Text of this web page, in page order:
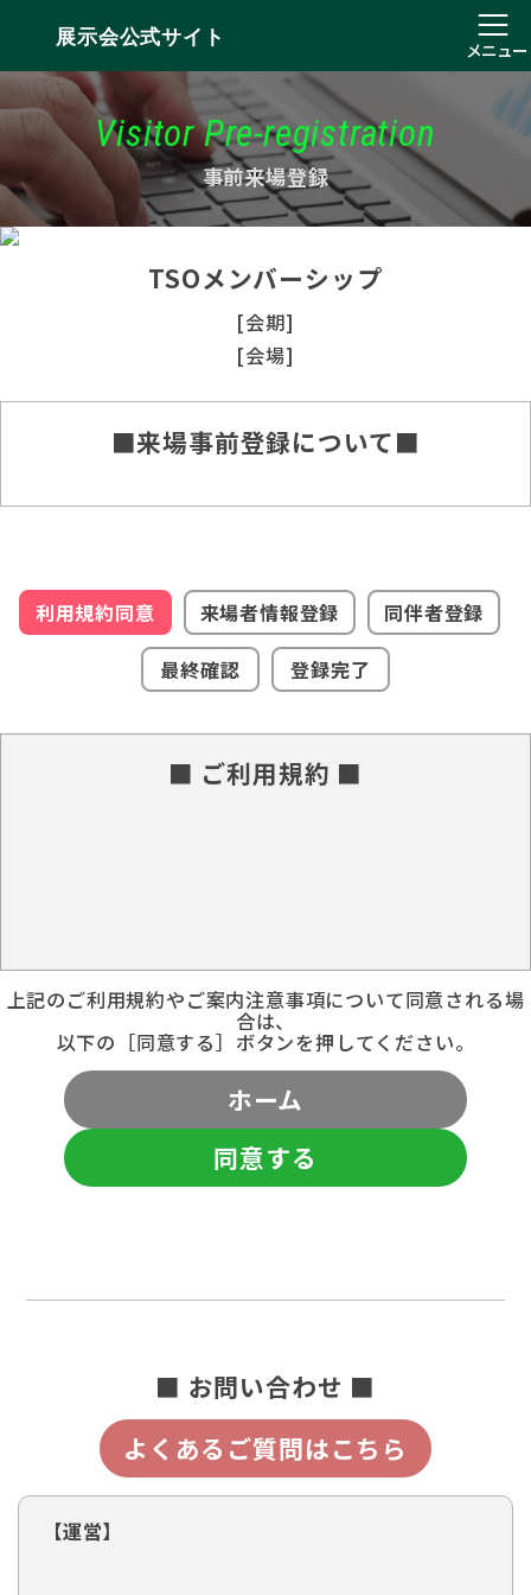
展示会公式サイト
メニュー
Visitor Pre-registration
事前来場登録
TSOメンバーシップ
[会期]
[会場]
■来場事前登録について■
利用規約同意 来場者情報登録
同伴者登録
最終確認
登録完了
■ ご利用規約 ■
上記のご利用規約やご案内注意事項について同意される場
合は、
以下の［同意する］ボタンを押してください。
ホーム
同意する
■ お問い合わせ ■
よくあるご質問はこちら
【運営】